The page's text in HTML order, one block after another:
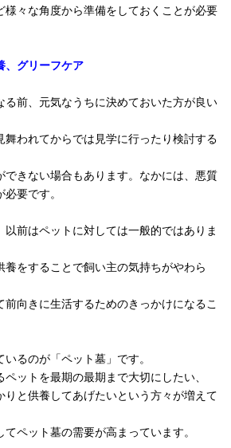
様々な角度から準備をしておくことが必要
グリーフケア
る前、元気なうちに決めておいた方が良い
舞われてからでは見学に行ったり検討する
できない場合もあります。なかには、悪質
要です。
前はペットに対しては一般的ではありま
養をすることで飼い主の気持ちがやわら
向きに生活するためのきっかけになるこ
るのが「ペット墓」です。
ットを最期の最期まで大切にしたい、
りと供養してあげたいという方々が増えて
ペット墓の需要が高まっています。